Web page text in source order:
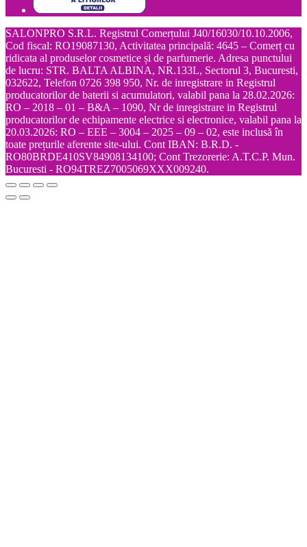
SALONPRO S.R.L. Registrul Comerțului J40/16030/10.10.2006,
Cod fiscal: RO19087130, Activitatea principală: 4645 – Comerț cu
ridicata al produselor cosmetice și de parfumerie. Adresa punctului
de lucru: STR. BALTA ALBINA, NR.133L, Sectorul 3, Bucuresti,
032622, Telefon 0726 398 950, Nr. de inregistrare in Registrul
producatorilor de baterii si acumulatori, valabil pana la 28.02.2026:
RO – 2018 – 01 – B&A – 1090, Nr de inregistrare in Registrul
producatorilor de echipamente electrice si electronice, valabil pana la
20.03.2026: RO – EEE – 3004 – 2025 – 09 – 02, este inclusă în
toate prețurile aferente site-ului. Cont IBAN: B.R.D. -
RO80BRDE410SV84908134100; Cont Trezorerie: A.T.C.P. Mun.
Bucuresti - RO94TREZ7005069XXX009240.